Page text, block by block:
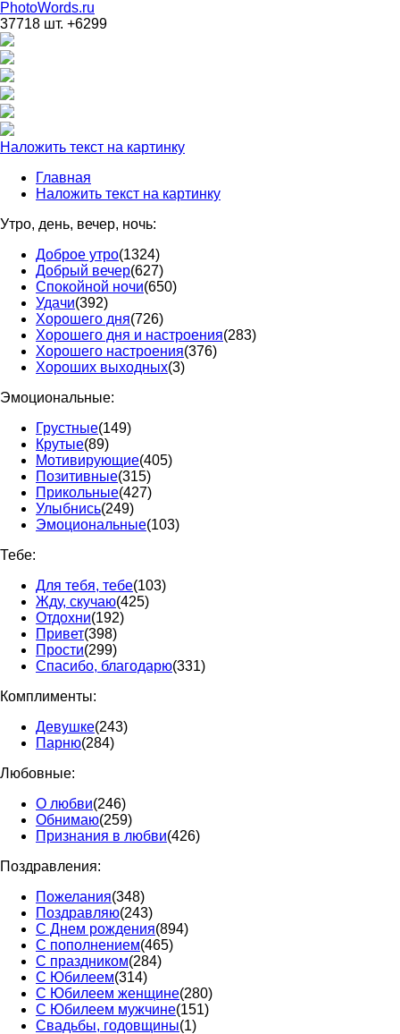
PhotoWords.ru
37718 шт. +6299
Наложить текст на картинку
Главная
Наложить текст на картинку
Утро, день, вечер, ночь:
Доброе утро(1324)
Добрый вечер(627)
Спокойной ночи(650)
Удачи(392)
Хорошего дня(726)
Хорошего дня и настроения(283)
Хорошего настроения(376)
Хороших выходных(3)
Эмоциональные:
Грустные(149)
Крутые(89)
Мотивирующие(405)
Позитивные(315)
Прикольные(427)
Улыбнись(249)
Эмоциональные(103)
Тебе:
Для тебя, тебе(103)
Жду, скучаю(425)
Отдохни(192)
Привет(398)
Прости(299)
Спасибо, благодарю(331)
Комплименты:
Девушке(243)
Парню(284)
Любовные:
О любви(246)
Обнимаю(259)
Признания в любви(426)
Поздравления:
Пожелания(348)
Поздравляю(243)
С Днем рождения(894)
С пополнением(465)
С праздником(284)
С Юбилеем(314)
С Юбилеем женщине(280)
С Юбилеем мужчине(151)
Свадьбы, годовщины(1)